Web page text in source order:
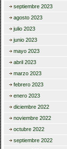
septiembre 2023
agosto 2023
julio 2023
junio 2023
mayo 2023
abril 2023
marzo 2023
febrero 2023
enero 2023
diciembre 2022
noviembre 2022
octubre 2022
septiembre 2022